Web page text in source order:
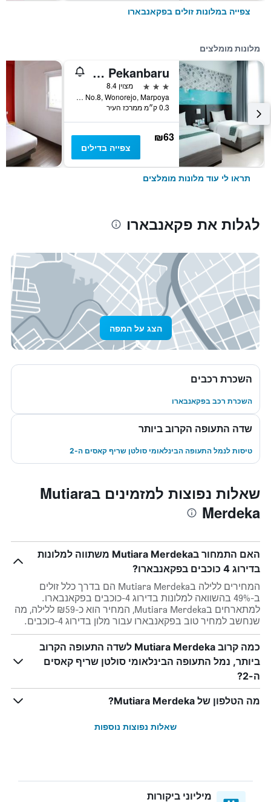
צפייה במלונות זולים בפקאנבארו
מלונות מומלצים
Evo Hotel Pekanbaru
3 כוכבים
מצוין 8.4
Jl. Jenderal Sudirman No.8, Wonorejo, Marpoya, פקאנבארו, אינדונזיה
0.3 ק״מ ממרכז העיר
₪63
צפייה בדילים
תראו לי עוד מלונות מומלצים
לגלות את פקאנבארו
הצג על המפה
השכרת רכבים
השכרת רכב בפקאנבארו
שדה התעופה הקרוב ביותר
טיסות לנמל התעופה הבינלאומי סולטן שריף קאסים ה-2
שאלות נפוצות למזמינים בMutiara
Merdeka
האם התמחור בMutiara Merdeka משתווה למלונות
בדירוג 4 כוכבים בפקאנבארו?
המחירים ללילה בMutiara Merdeka הם בדרך כלל זולים
ב-49% בהשוואה למלונות בדירוג 4-כוכבים בפקאנבארו.
למתארחים בMutiara Merdeka, המחיר הוא כ-₪59 ללילה, מה
שנחשב למחיר טוב בפקאנבארו עבור מלון בדירוג 4-כוכבים.
כמה קרוב Mutiara Merdeka לשדה התעופה הקרוב
ביותר, נמל התעופה הבינלאומי סולטן שריף קאסים
ה-2?
מה הטלפון של Mutiara Merdeka?
שאלות נפוצות נוספות
מיליוני ביקורות